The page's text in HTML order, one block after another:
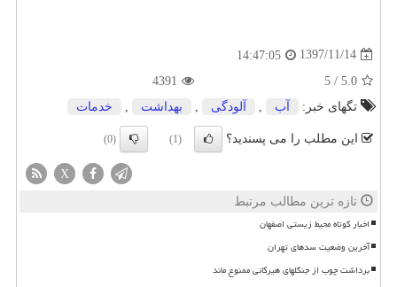
1397/11/14
14:47:05
5.0
/
5
4391
تگهای خبر:
آب آلودگی بهداشت خدمات
این مطلب را می پسندید؟ (1)
(0)
X
تازه ترین مطالب مرتبط
اخبار کوتاه محیط زیستی اصفهان
آخرین وضعیت سدهای تهران
برداشت چوب از جنگلهای هیرکانی ممنوع ماند